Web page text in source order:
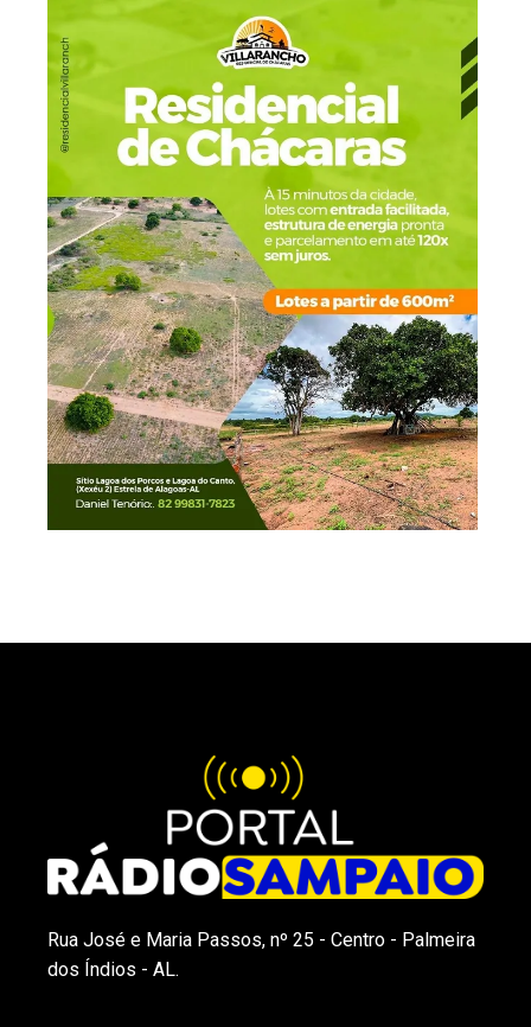
Rua José e Maria Passos, nº 25 - Centro - Palmeira
dos Índios - AL.